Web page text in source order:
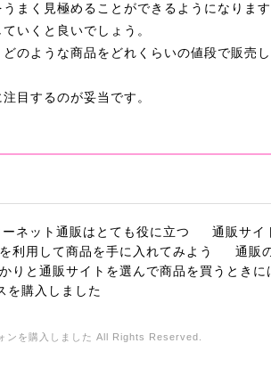
まく見極めることができるようになります
いくと良いでしょう。
のような商品をどれくらいの値段で販売
目するのが妥当です。
ーネット通販はとても役に立つ
通販サイ
利用して商品を手に入れてみよう
通販
りと通販サイトを選んで商品を買うときに
を購入しました
ンを購入しました All Rights Reserved.